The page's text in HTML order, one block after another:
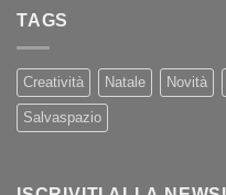
TAGS
Creatività Natale Novità
Salvaspazio